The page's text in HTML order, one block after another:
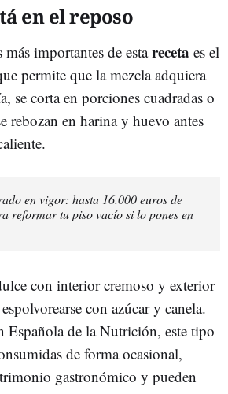
en el reposo
importantes de estareceta es el
permite que la mezcla adquiera
se corta en porciones cuadradas o
rebozan en harina y huevo antes
en vigor: hasta 16.000 euros de
reformar tu piso vacío si lo pones en
con interior cremoso y exterior
con azúcar y canela.
Española de la Nutrición, este tipo
de forma ocasional,
gastronómico y pueden